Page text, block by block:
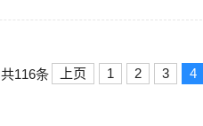
共116条 上页 1 2 3 4